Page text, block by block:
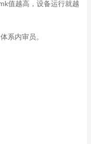
值越高，设备运行就越
系内审员。